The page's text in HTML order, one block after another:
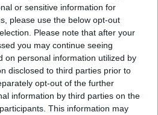
or sensitive information for
please use the below opt-out
Please note that after your
you may continue seeing
on personal information utilized by
disclosed to third parties prior to
opt-out of the further
information by third parties on the
This information may